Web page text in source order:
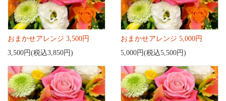
おまかせアレンジ 3,500円
3,500円(税込3,850円)
おまかせアレンジ 5,000円
5,000円(税込5,500円)